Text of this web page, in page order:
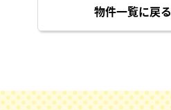
物件一覧に戻る